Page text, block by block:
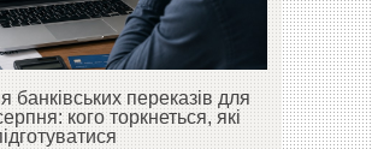
переказів для
кого торкнеться, які